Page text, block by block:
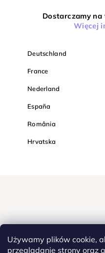
Używamy plików cookie,
przeglądanie strony oraz
Dostarczamy na
Więcej
Deutschland
France
Nederland
España
România
Hrvatska